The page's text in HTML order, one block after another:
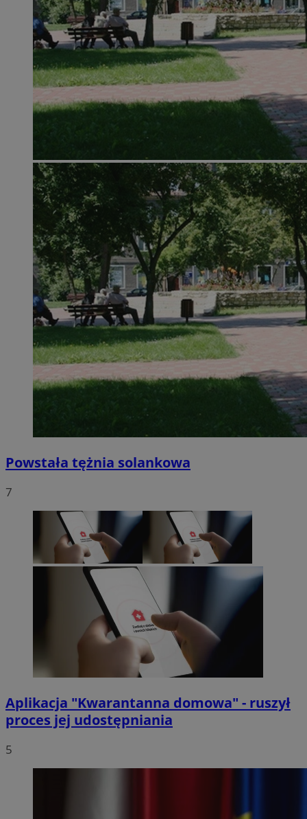
Powstała tężnia solankowa
7
Aplikacja "Kwarantanna domowa" - ruszył
proces jej udostępniania
5